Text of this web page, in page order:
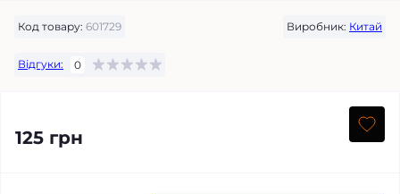
Код товару: 601729 Виробник: Китай
Відгуки: 0
125 грн